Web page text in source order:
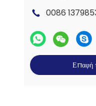
0086
Επαφή